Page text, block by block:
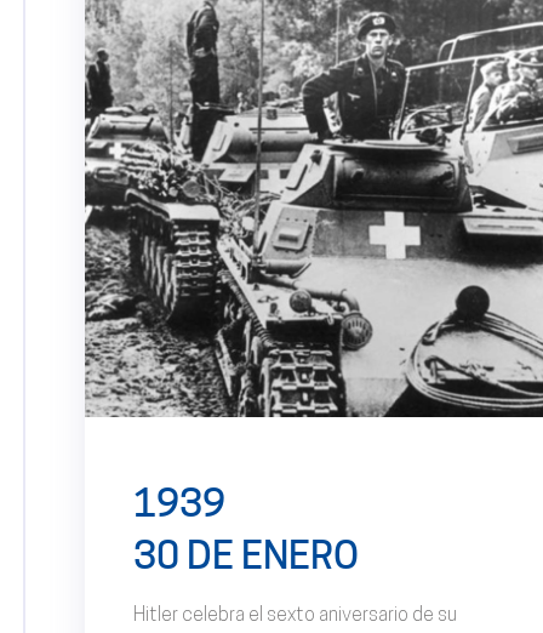
1939
30 DE ENERO
Hitler celebra el sexto aniversario de su